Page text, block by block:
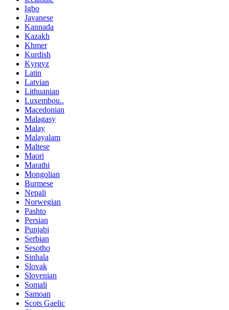
Igbo
Javanese
Kannada
Kazakh
Khmer
Kurdish
Kyrgyz
Latin
Latvian
Lithuanian
Luxembou..
Macedonian
Malagasy
Malay
Malayalam
Maltese
Maori
Marathi
Mongolian
Burmese
Nepali
Norwegian
Pashto
Persian
Punjabi
Serbian
Sesotho
Sinhala
Slovak
Slovenian
Somali
Samoan
Scots Gaelic